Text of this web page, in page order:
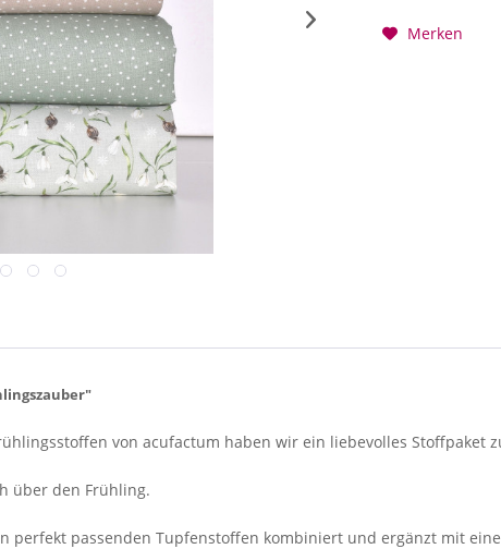
Merken
von acufactum haben wir ein liebevolles Stoffpaket
über den Frühling.
perfekt passenden Tupfenstoffen kombiniert und ergänzt mit